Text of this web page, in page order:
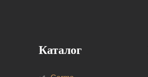
Каталог